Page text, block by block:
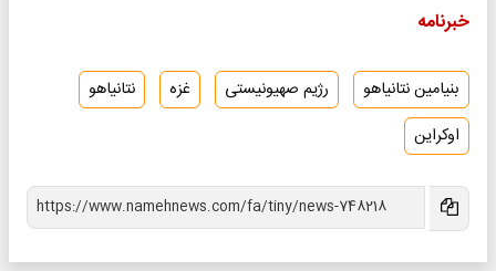
خبرنامه
بنیامین نتانیاهو رژیم صهیونیستی غزه
نتانیاهو
اوکراین